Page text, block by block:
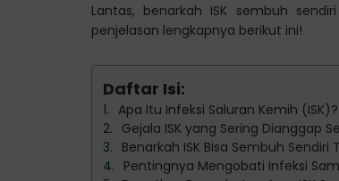
Lantas, benarkah ISK sembuh
penjelasan lengkapnya berikut ini!
Daftar Isi:
Apa Itu Infeksi Saluran Kemih (ISK)?
Gejala ISK yang Sering Dianggap
Benarkah ISK Bisa Sembuh
Pentingnya Mengobati Infeksi